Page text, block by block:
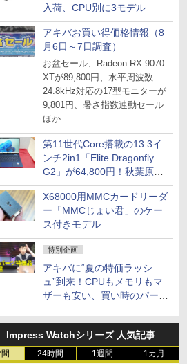
入荷、CPU別に3モデル
アキバお買い得価格情報（8
月6日～7日調査）
お盆セール、Radeon RX 9070
XTが89,800円、水平周波数
24.8kHz対応の17型モニターが
9,801円、暑さ指数連動セール
ほか
第11世代Core搭載の13.3イ
ンチ2in1「Elite Dragonfly
G2」が64,800円！秋葉原で
中古PCセール
X68000用MMCカードリーダ
ー「MMCじょい君」のケー
ス付きモデル
特別企画
アキバに“夏の特価ラッシ
ュ”到来！CPUもメモリもマ
ザーも安い、買い時のパーツ
Impress Watchシリーズ 人気記事
24時間 1週間 1カ月